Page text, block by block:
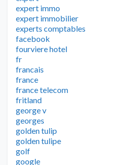
expert immo
expert immobilier
experts comptables
facebook
fourviere hotel
fr
francais
france
france telecom
fritland
george v
georges
golden tulip
golden tulipe
golf
google